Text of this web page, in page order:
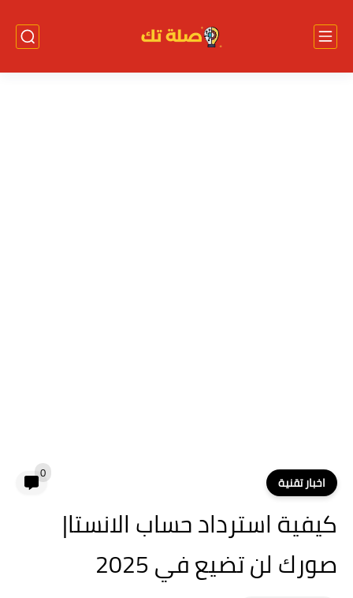
اخبار تقنية 0
كيفية استرداد حساب الانستا|
صورك لن تضيع في 2025